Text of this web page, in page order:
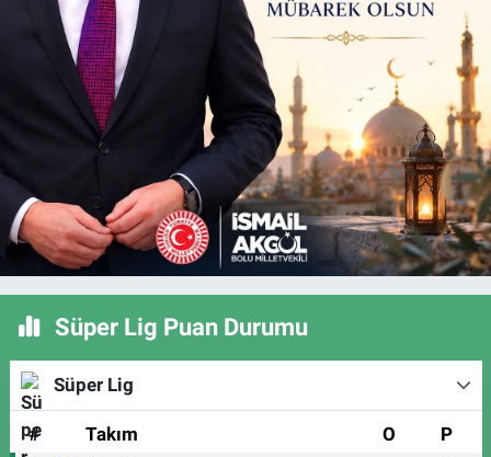
Süper Lig Puan Durumu
Süper Lig
# Takım O P